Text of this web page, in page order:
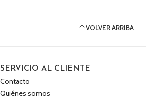
VOLVER ARRIBA
SERVICIO AL CLIENTE
Contacto
Quiénes somos